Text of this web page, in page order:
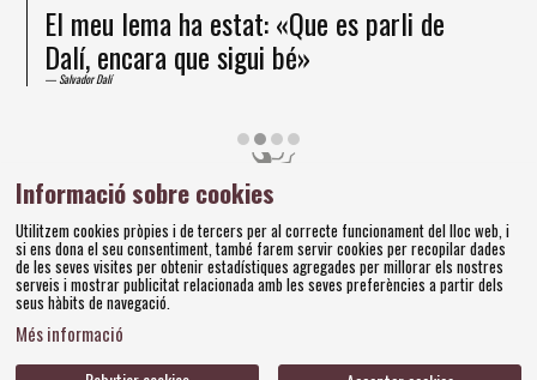
El meu lema ha estat: «Que es parli de
Dalí, encara que sigui bé»
Salvador Dalí
Amics dels Museus Dalí | Pujada del Castell, 28 | 17600
Figueres
Tel. 972 677 520 |amics@fundaciodali.org
Sitemap Avís Legal
Informació sobre cookies
Utilitzem cookies pròpies i de tercers per al correcte funcionament del lloc web, i
si ens dona el seu consentiment, també farem servir cookies per recopilar dades
de les seves visites per obtenir estadístiques agregades per millorar els nostres
serveis i mostrar publicitat relacionada amb les seves preferències a partir dels
seus hàbits de navegació.
Més informació